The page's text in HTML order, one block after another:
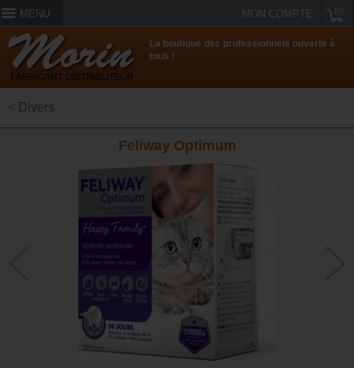
MENU MON COMPTE
La boutique des professionnels ouverte à
tous !
< Divers
Feliway Optimum